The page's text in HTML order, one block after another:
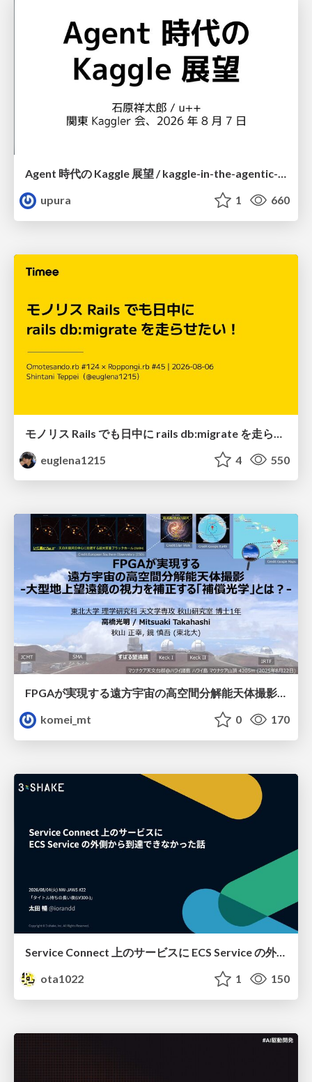
Agent 時代の Kaggle 展望 / kaggle-in-the-agentic-era
upura
1 660
euglena1215
4 550
FPGAが実現する遠方宇宙の高空間分解能天体撮影 -大型地上望遠鏡の視力を補正する「補償光学」とは？-
komei_mt
0 170
Service Connect 上のサービスに ECS Service の外側から到達できなかった話
ota1022
1 150